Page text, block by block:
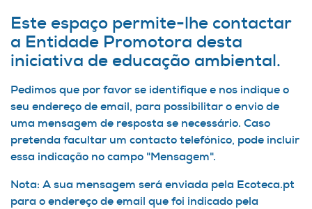
Este espaço permite-lhe contactar
a Entidade Promotora desta
iniciativa de educação ambiental.
Pedimos que por favor se identifique e nos indique o
seu endereço de email, para possibilitar o envio de
uma mensagem de resposta se necessário. Caso
pretenda facultar um contacto telefónico, pode incluir
essa indicação no campo "Mensagem".
Nota: A sua mensagem será enviada pela Ecoteca.pt
para o endereço de email que foi indicado pela